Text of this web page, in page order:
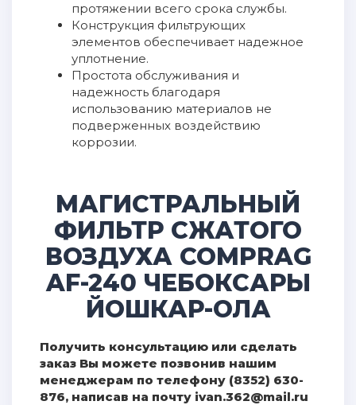
протяжении всего срока службы.
Конструкция фильтрующих
элементов обеспечивает надежное
уплотнение.
Простота обслуживания и
надежность благодаря
использованию материалов не
подверженных воздействию
коррозии.
МАГИСТРАЛЬНЫЙ
ФИЛЬТР СЖАТОГО
ВОЗДУХА COMPRAG
AF-240 ЧЕБОКСАРЫ
ЙОШКАР-ОЛА
Получить консультацию или сделать
заказ Вы можете позвонив нашим
менеджерам по телефону (8352) 630-
876, написав на почту ivan.362@mail.ru